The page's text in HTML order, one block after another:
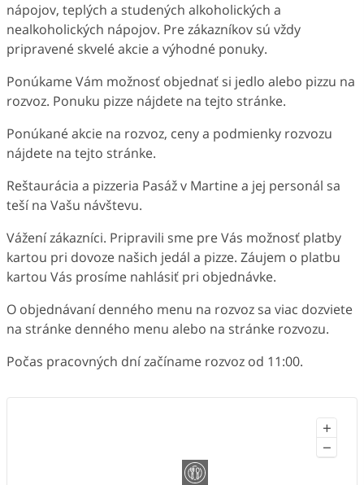
nápojov, teplých a studených alkoholických a
nealkoholických nápojov. Pre zákazníkov sú vždy
pripravené skvelé akcie a výhodné ponuky.
Ponúkame Vám možnosť objednať si jedlo alebo pizzu na
rozvoz. Ponuku pizze nájdete na tejto stránke.
Ponúkané akcie na rozvoz, ceny a podmienky rozvozu
nájdete na tejto stránke.
Reštaurácia a pizzeria Pasáž v Martine a jej personál sa
teší na Vašu návštevu.
Vážení zákazníci. Pripravili sme pre Vás možnosť platby
kartou pri dovoze našich jedál a pizze. Záujem o platbu
kartou Vás prosíme nahlásiť pri objednávke.
O objednávaní denného menu na rozvoz sa viac dozviete
na stránke denného menu alebo na stránke rozvozu.
Počas pracovných dní začíname rozvoz od 11:00.
+
−